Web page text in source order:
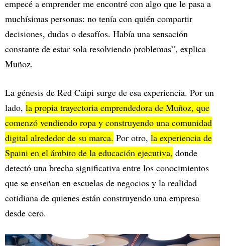
empecé a emprender me encontré con algo que le pasa a
muchísimas personas: no tenía con quién compartir
decisiones, dudas o desafíos. Había una sensación
constante de estar sola resolviendo problemas”, explica
Muñoz.
La génesis de Red Caipi surge de esa experiencia. Por un
lado, la propia trayectoria emprendedora de Muñoz, que
comenzó vendiendo ropa y construyendo una comunidad
digital alrededor de su marca. Por otro, la experiencia de
Spaini en el ámbito de la educación ejecutiva, donde
detectó una brecha significativa entre los conocimientos
que se enseñan en escuelas de negocios y la realidad
cotidiana de quienes están construyendo una empresa
desde cero.